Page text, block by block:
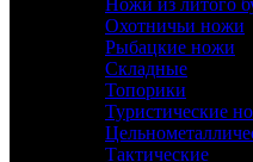
Ножи из литого
Охотничьи ножи
Рыбацкие ножи
Складные
Топорики
Туристические
Тактические